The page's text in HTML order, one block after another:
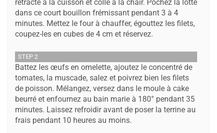
rétracte à la cuisson et colle à la chair. Pochez la lotte
dans ce court bouillon frémissant pendant 3 à 4
minutes. Mettez le four à chauffer, égouttez les filets,
coupez-les en cubes de 4 cm et réservez.
STEP 2
Battez les œufs en omelette, ajoutez le concentré de
tomates, la muscade, salez et poivrez bien les filets
de poisson. Mélangez, versez dans le moule à cake
beurré et enfournez au bain marie à 180° pendant 35
minutes. Laissez refroidir avant de poser la terrine au
frais pendant 10 heures au moins.